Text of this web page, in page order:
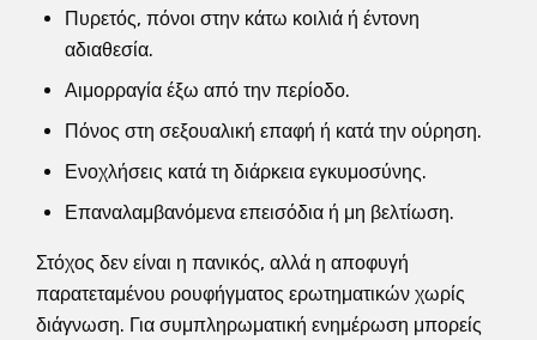
Πυρετός, πόνοι στην κάτω κοιλιά ή έντονη
αδιαθεσία.
Αιμορραγία έξω από την περίοδο.
Πόνος στη σεξουαλική επαφή ή κατά την ούρηση.
Ενοχλήσεις κατά τη διάρκεια εγκυμοσύνης.
Επαναλαμβανόμενα επεισόδια ή μη βελτίωση.
Στόχος δεν είναι η πανικός, αλλά η αποφυγή
παρατεταμένου ρουφήγματος ερωτηματικών χωρίς
διάγνωση. Για συμπληρωματική ενημέρωση μπορείς